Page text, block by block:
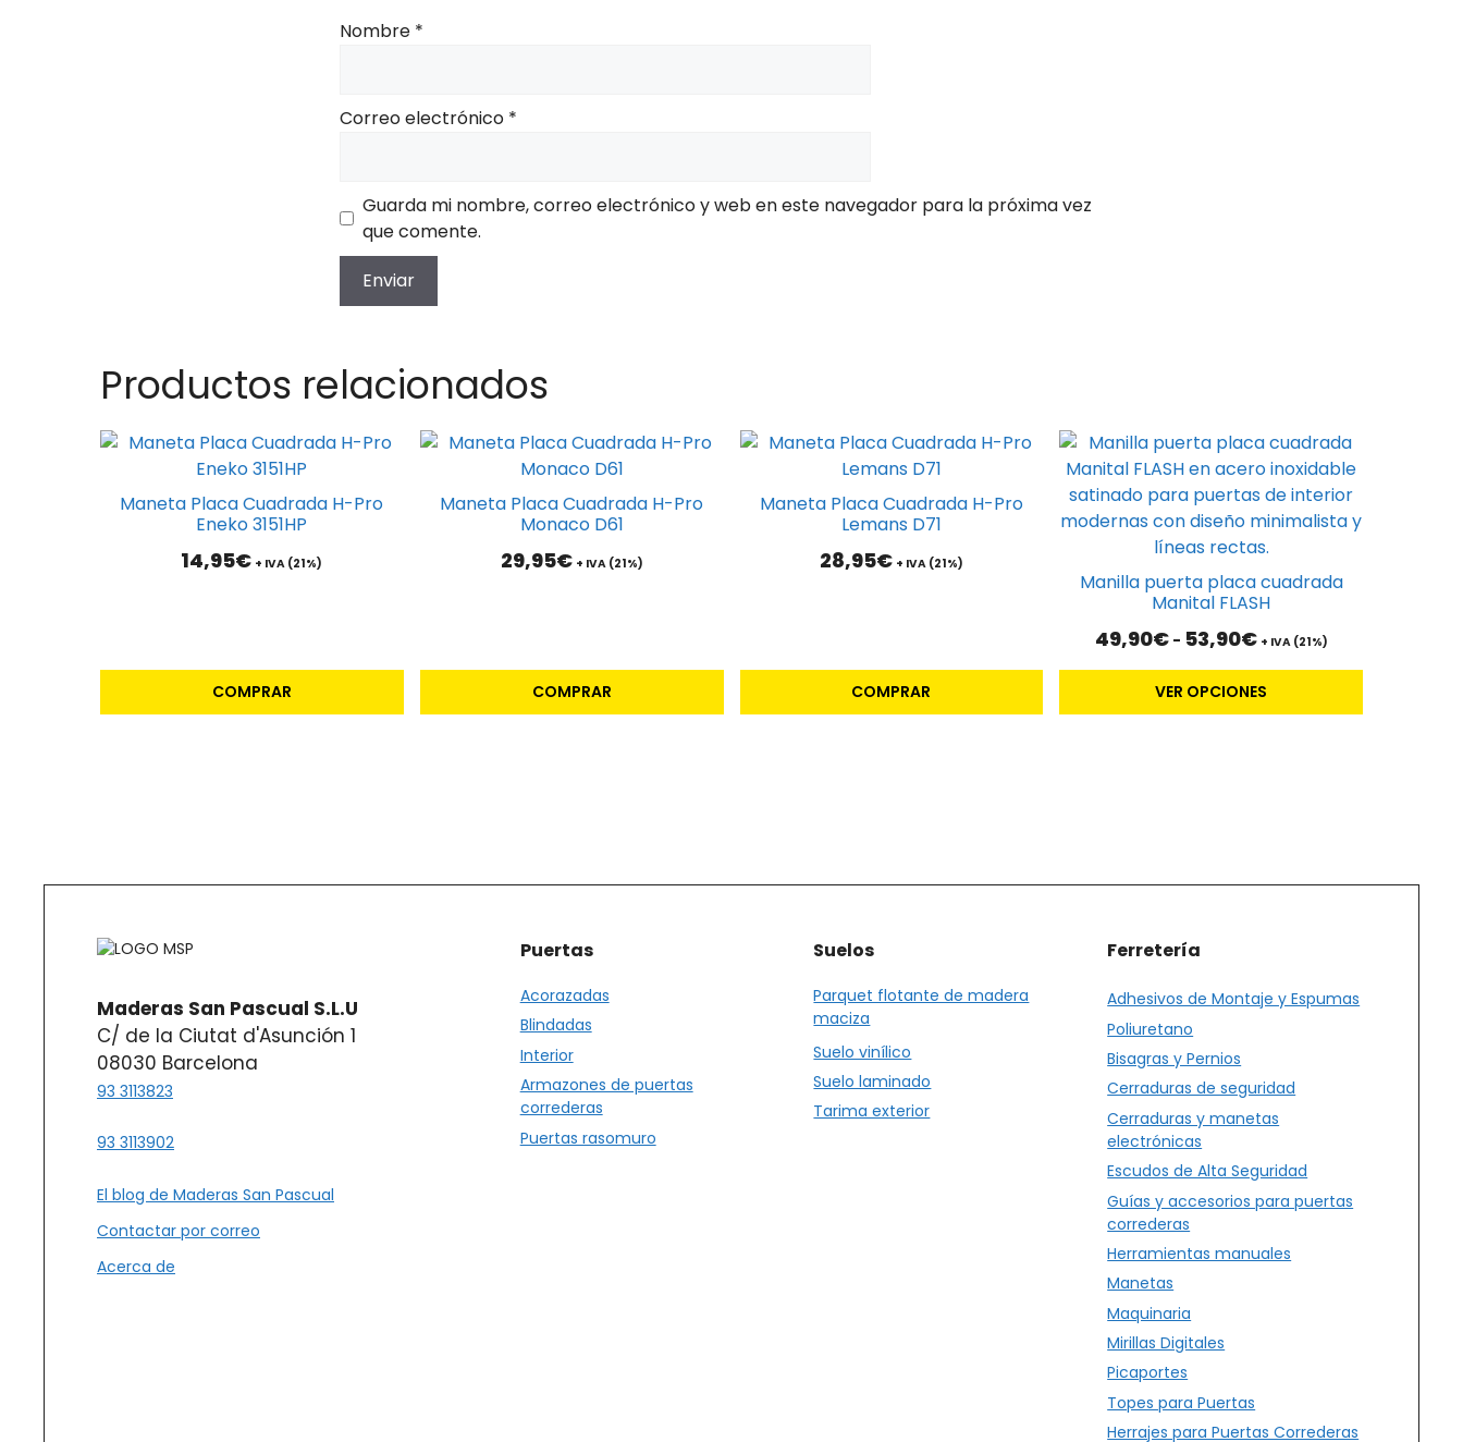
Nombre *
Correo electrónico *
Guarda mi nombre, correo electrónico y web en este navegador para la próxima vez
que comente.
Productos relacionados
Maneta Placa Cuadrada H-Pro
Eneko 3151HP
14,95€ + IVA (21%)
COMPRAR
Maneta Placa Cuadrada H-Pro
Monaco D61
29,95€ + IVA (21%)
COMPRAR
Maneta Placa Cuadrada H-Pro
Lemans D71
28,95€ + IVA (21%)
COMPRAR
Manilla puerta placa cuadrada
Manital FLASH
49,90€ - 53,90€Rango
precios:
desde
49,90€
+ IVA (21%)
VER OPCIONES
Este
producto
tiene
múltiples
Las
pueden
elegir
Maderas San Pascual S.L.U
C/ de la Ciutat d'Asunción 1
08030 Barcelona
93 3113823
93 3113902
El blog de Maderas San Pascual
Contactar por correo
Acerca de
Puertas
Acorazadas
Blindadas
Interior
Armazones de puertas
correderas
Puertas rasomuro
Suelos
Parquet flotante de madera
maciza
Suelo vinílico
Suelo laminado
Tarima exterior
Ferretería
Adhesivos de Montaje y Espumas
Poliuretano
Bisagras y Pernios
Cerraduras de seguridad
Cerraduras y manetas
electrónicas
Escudos de Alta Seguridad
Guías y accesorios para puertas
correderas
Herramientas manuales
Manetas
Maquinaria
Mirillas Digitales
Picaportes
Topes para Puertas
Herrajes para Puertas Correderas